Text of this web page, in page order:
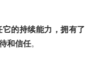
它的持续能力，拥有了
和信任。